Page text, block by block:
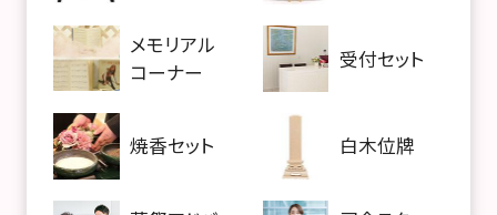
メモリアル
コーナー
受付セット
焼香セット 白木位牌